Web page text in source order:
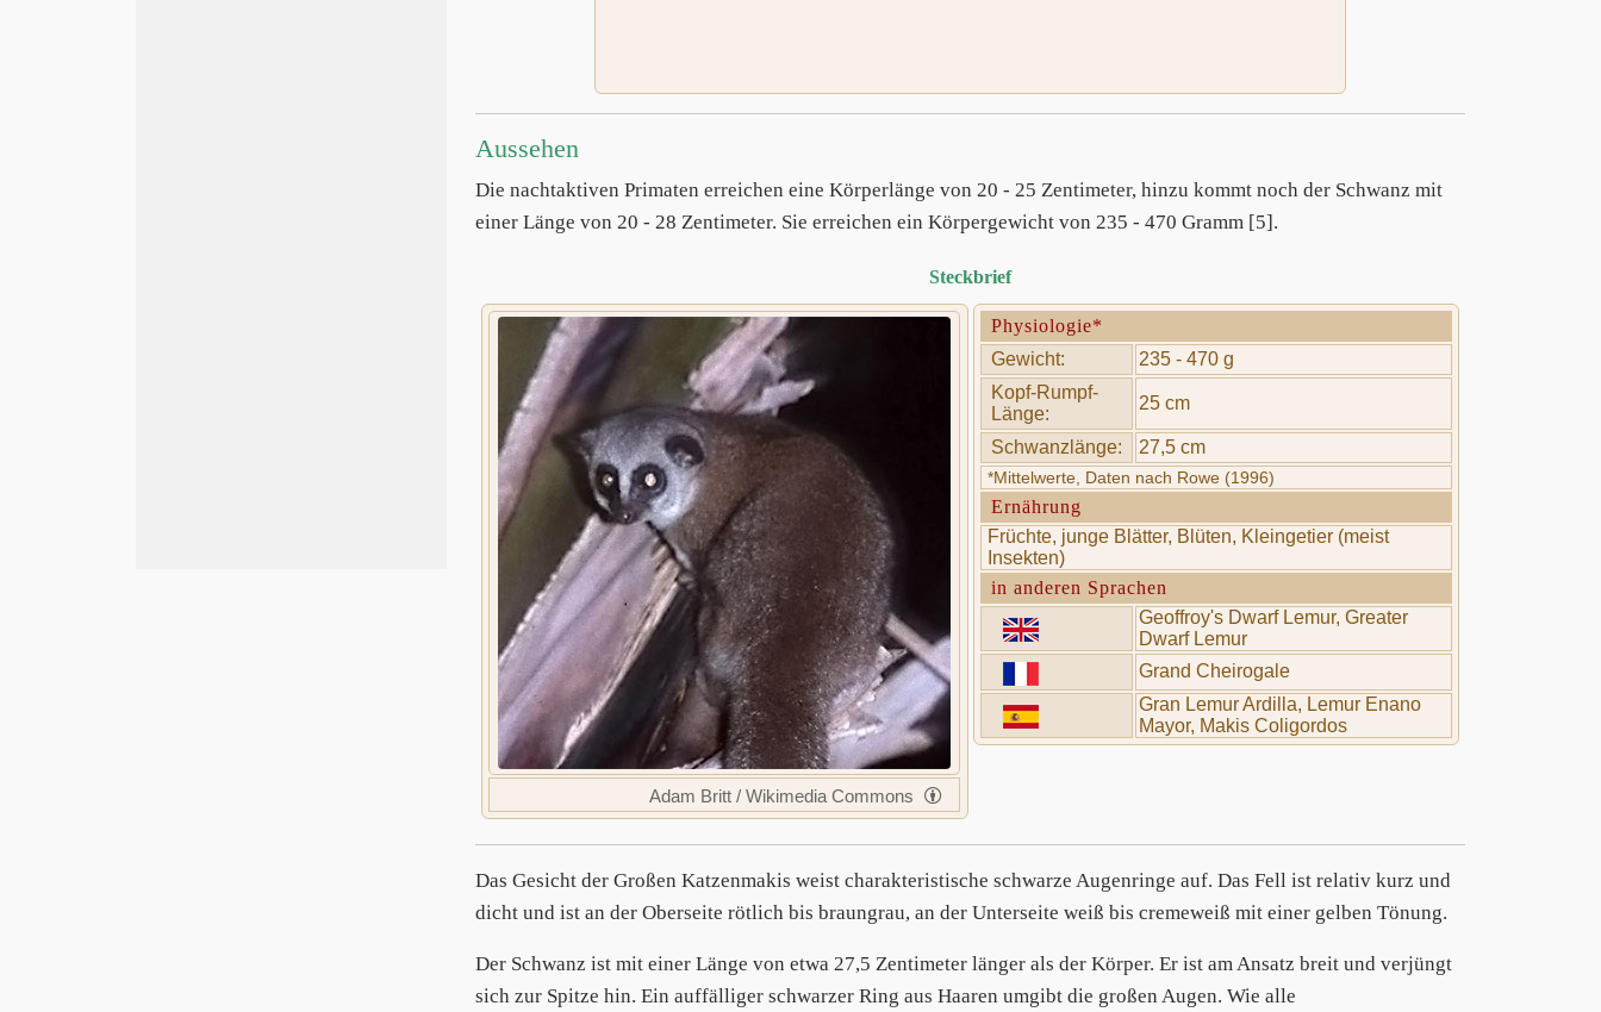
Aussehen
Die nachtaktiven Primaten erreichen eine Körperlänge von 20 - 25 Zentimeter, hinzu kommt noch der Schwanz mit
einer Länge von 20 - 28 Zentimeter. Sie erreichen ein Körpergewicht von 235 - 470 Gramm [5].
Steckbrief
Adam Britt / Wikimedia Commons
Physiologie*
Gewicht:
235 - 470 g
Kopf-Rumpf-
Länge:
25 cm
Schwanzlänge: 27,5 cm
*Mittelwerte, Daten nach Rowe (1996)
Ernährung
Früchte, junge Blätter, Blüten, Kleingetier (meist
Insekten)
in anderen Sprachen
Geoffroy's Dwarf Lemur, Greater
Dwarf Lemur
Grand Cheirogale
Gran Lemur Ardilla, Lemur Enano
Mayor, Makis Coligordos
Das Gesicht der Großen Katzenmakis weist charakteristische schwarze Augenringe auf. Das Fell ist relativ kurz und
dicht und ist an der Oberseite rötlich bis braungrau, an der Unterseite weiß bis cremeweiß mit einer gelben Tönung.
Der Schwanz ist mit einer Länge von etwa 27,5 Zentimeter länger als der Körper. Er ist am Ansatz breit und verjüngt
sich zur Spitze hin. Ein auffälliger schwarzer Ring aus Haaren umgibt die großen Augen. Wie alle